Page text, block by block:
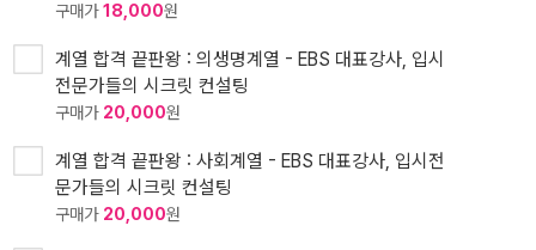
구매가18,000원
계열 합격 끝판왕 : 의생명계열 - EBS 대표강사, 입시
전문가들의 시크릿 컨설팅
구매가 20,000원
계열 합격 끝판왕 : 사회계열 - EBS 대표강사, 입시전
문가들의 시크릿 컨설팅
구매가 20,000원